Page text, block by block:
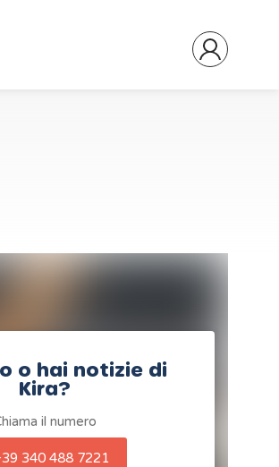
o hai notizie di
Kira?
il numero
340 488 7221